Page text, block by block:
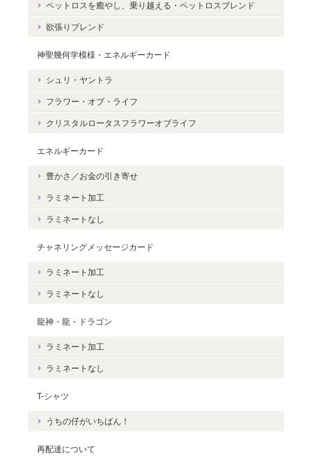
ありがとうございます。 いつの日かまた逢えることを楽しみにし
レビューありがとうございます。 ペット
さんとの絆をいつも感じていただけると
嬉しいです。＾＾
豊かさを受け取る♪豊かさ・豊かさの循環／エネルギーカード
2020/06/09
エネルギーカードを無事に受け取りました。 見ているだけで幸せ
した。 きっと温かく見守って頂けると思います。 末永く大切に致
しますね。 この度は本当にどうもありがとうございました。
無事にお手元に届き、安心いたしまし
て、嬉しいです。 これから、ますますた
ペットロスを癒やし、乗り越える・ペットロスブレンド
欲張りブレンド
神聖幾何学模様・エネルギーカード
シュリ・ヤントラ
フラワー・オブ・ライフ
クリスタルロータスフラワーオブライフ
エネルギーカード
豊かさ／お金の引き寄せ
ラミネート加工
ラミネートなし
チャネリングメッセージカード
ラミネート加工
ラミネートなし
龍神・龍・ドラゴン
ラミネート加工
ラミネートなし
T-シャツ
うちの仔がいちばん！
再配達について